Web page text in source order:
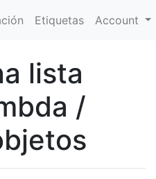
Etiquetas Account
lista
/